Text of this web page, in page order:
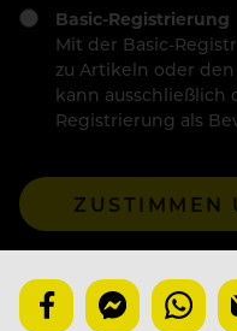
Basic-Registrierung
Mit der Basic-
zu Artikeln oder
kann ausschließlich
Registrierung als
ZUSTIMMEN